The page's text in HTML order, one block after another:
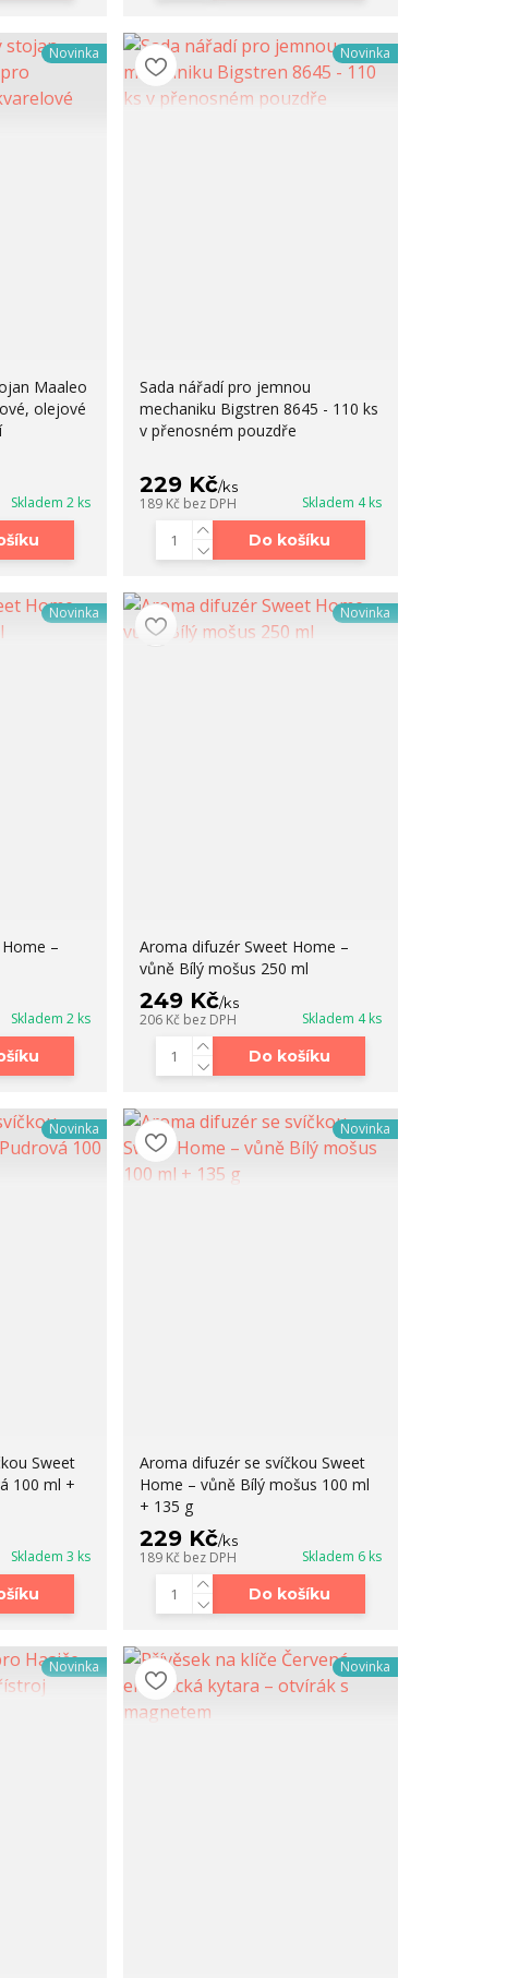
Novinka
Maaleo
olejové
Skladem 2 ks
Novinka
Sada nářadí pro jemnou
mechaniku Bigstren 8645 - 110 ks
v přenosném pouzdře
229 Kč/ks
189 Kč bez DPH Skladem 4 ks
Do košíku
Novinka
–
Skladem 2 ks
Novinka
Aroma difuzér Sweet Home –
vůně Bílý mošus 250 ml
249 Kč/ks
206 Kč bez DPH Skladem 4 ks
Do košíku
Novinka
Sweet
100 ml +
Skladem 3 ks
Novinka
Aroma difuzér se svíčkou Sweet
Home – vůně Bílý mošus 100 ml
+ 135 g
229 Kč/ks
189 Kč bez DPH Skladem 6 ks
Do košíku
Novinka Novinka